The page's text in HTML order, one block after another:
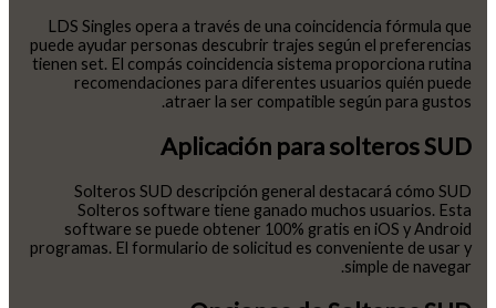
LDS Singles opera a través de una coincidencia fórmula que
puede ayudar personas descubrir trajes según el preferencias
tienen set. El compás coincidencia sistema proporciona rutina
recomendaciones para diferentes usuarios quién puede
atraer la ser compatible según para gustos.
Aplicación para solteros SUD
Solteros SUD descripción general destacará cómo SUD
Solteros software tiene ganado muchos usuarios. Esta
software se puede obtener 100% gratis en iOS y Android
programas. El formulario de solicitud es conveniente de usar y
simple de navegar.